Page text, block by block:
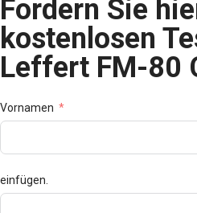
Fordern Sie
kostenlosen
Leffert FM-80
Vornamen
einfügen.